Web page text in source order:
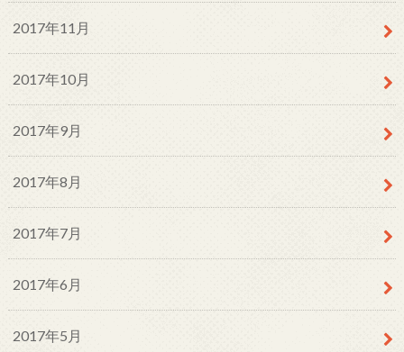
2017年11月
2017年10月
2017年9月
2017年8月
2017年7月
2017年6月
2017年5月